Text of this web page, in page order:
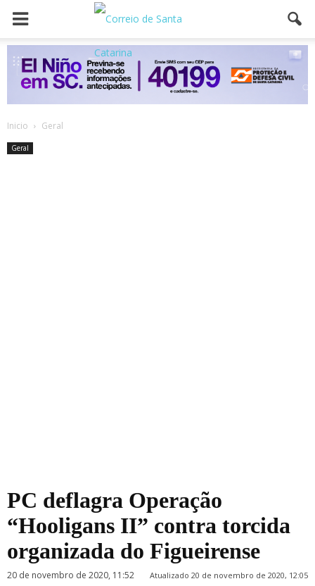
Inicio Geral
Geral
PC deflagra Operação
“Hooligans II” contra torcida
organizada do Figueirense
20 de novembro de 2020, 11:52 Atualizado 20 de novembro de 2020, 12:05